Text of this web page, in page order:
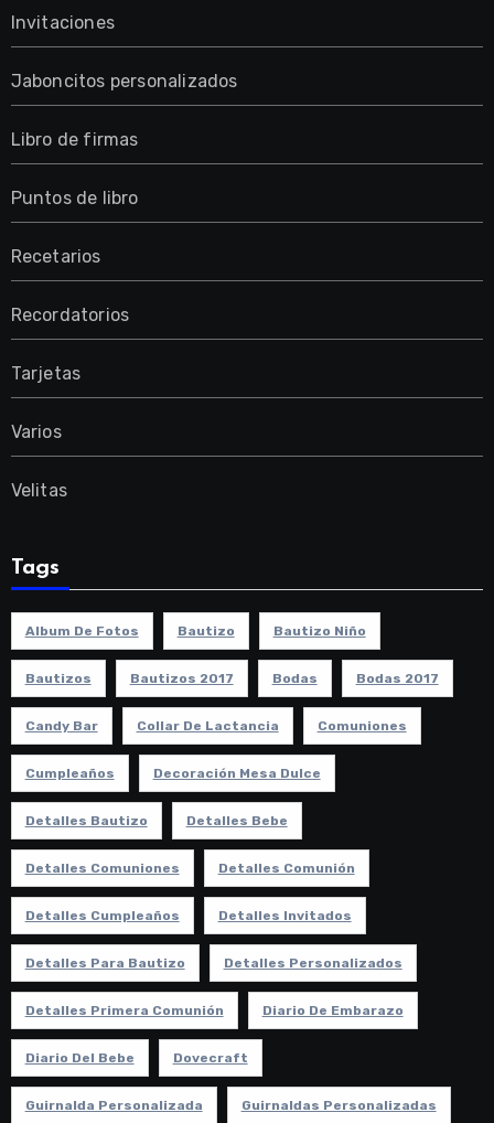
Invitaciones
Jaboncitos personalizados
Libro de firmas
Puntos de libro
Recetarios
Recordatorios
Tarjetas
Varios
Velitas
Tags
Album De Fotos Bautizo Bautizo Niño
Bautizos Bautizos 2017 Bodas Bodas 2017
Candy Bar Collar De Lactancia Comuniones
Cumpleaños Decoración Mesa Dulce
Detalles Bautizo Detalles Bebe
Detalles Comuniones Detalles Comunión
Detalles Cumpleaños Detalles Invitados
Detalles Para Bautizo Detalles Personalizados
Detalles Primera Comunión Diario De Embarazo
Diario Del Bebe Dovecraft
Guirnalda Personalizada Guirnaldas Personalizadas